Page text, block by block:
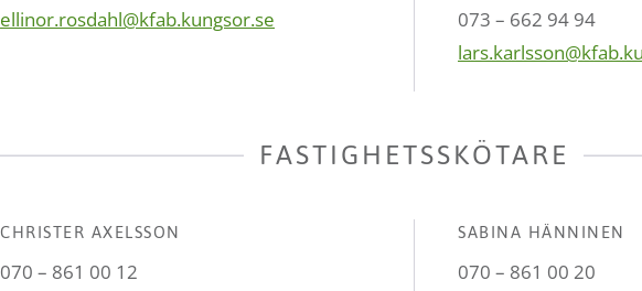
ellinor.rosdahl@kfab.kungsor.se
073 – 662 94 94
FASTIGHETSSKÖTARE
CHRISTER AXELSSON
070 – 861 00 12
SABINA HÄNNINEN
070 – 861 00 20